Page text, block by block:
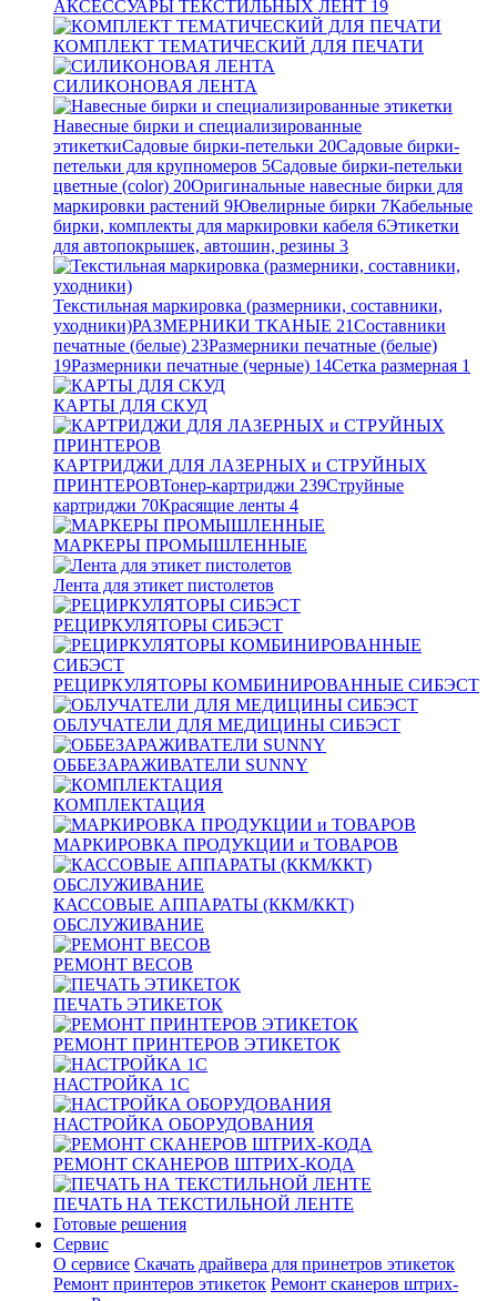
АКСЕССУАРЫ ТЕКСТИЛЬНЫХ ЛЕНТ 19
КОМПЛЕКТ ТЕМАТИЧЕСКИЙ ДЛЯ ПЕЧАТИ
СИЛИКОНОВАЯ ЛЕНТА
Навесные бирки и специализированные
этикеткиСадовые бирки-петельки 20Садовые бирки-
петельки для крупномеров 5Садовые бирки-петельки
цветные (color) 20Оригинальные навесные бирки для
маркировки растений 9Ювелирные бирки 7Кабельные
бирки, комплекты для маркировки кабеля 6Этикетки
для автопокрышек, автошин, резины 3
Текстильная маркировка (размерники, составники,
уходники)РАЗМЕРНИКИ ТКАНЫЕ 21Составники
печатные (белые) 23Размерники печатные (белые)
19Размерники печатные (черные) 14Сетка размерная 1
КАРТЫ ДЛЯ СКУД
КАРТРИДЖИ ДЛЯ ЛАЗЕРНЫХ и СТРУЙНЫХ
ПРИНТЕРОВТонер-картриджи 239Струйные
картриджи 70Красящие ленты 4
МАРКЕРЫ ПРОМЫШЛЕННЫЕ
Лента для этикет пистолетов
РЕЦИРКУЛЯТОРЫ СИБЭСТ
РЕЦИРКУЛЯТОРЫ КОМБИНИРОВАННЫЕ СИБЭСТ
ОБЛУЧАТЕЛИ ДЛЯ МЕДИЦИНЫ СИБЭСТ
ОББЕЗАРАЖИВАТЕЛИ SUNNY
КОМПЛЕКТАЦИЯ
МАРКИРОВКА ПРОДУКЦИИ и ТОВАРОВ
КАССОВЫЕ АППАРАТЫ (ККМ/ККТ)
ОБСЛУЖИВАНИЕ
РЕМОНТ ВЕСОВ
ПЕЧАТЬ ЭТИКЕТОК
РЕМОНТ ПРИНТЕРОВ ЭТИКЕТОК
НАСТРОЙКА 1С
НАСТРОЙКА ОБОРУДОВАНИЯ
РЕМОНТ СКАНЕРОВ ШТРИХ-КОДА
ПЕЧАТЬ НА ТЕКСТИЛЬНОЙ ЛЕНТЕ
Готовые решения
Сервис
О сервисе Скачать драйвера для принетров этикеток
Ремонт принтеров этикеток Ремонт сканеров штрих-